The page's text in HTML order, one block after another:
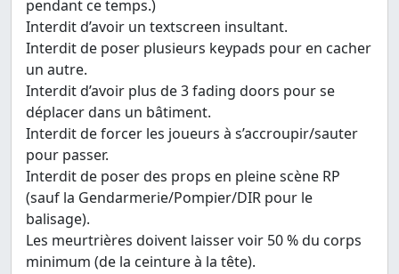
pendant ce temps.)
Interdit d’avoir un textscreen insultant.
Interdit de poser plusieurs keypads pour en cacher
un autre.
Interdit d’avoir plus de 3 fading doors pour se
déplacer dans un bâtiment.
Interdit de forcer les joueurs à s’accroupir/sauter
pour passer.
Interdit de poser des props en pleine scène RP
(sauf la Gendarmerie/Pompier/DIR pour le
balisage).
Les meurtrières doivent laisser voir 50 % du corps
minimum (de la ceinture à la tête).